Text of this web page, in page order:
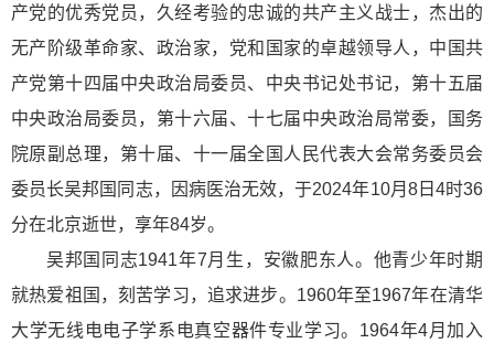
产党的优秀党员，久经考验的忠诚的共产主义战士，杰出的
无产阶级革命家、政治家，党和国家的卓越领导人，中国共
产党第十四届中央政治局委员、中央书记处书记，第十五届
中央政治局委员，第十六届、十七届中央政治局常委，国务
院原副总理，第十届、十一届全国人民代表大会常务委员会
委员长吴邦国同志，因病医治无效，于2024年10月8日4时36
分在北京逝世，享年84岁。
吴邦国同志1941年7月生，安徽肥东人。他青少年时期
就热爱祖国，刻苦学习，追求进步。1960年至1967年在清华
大学无线电电子学系电真空器件专业学习。1964年4月加入